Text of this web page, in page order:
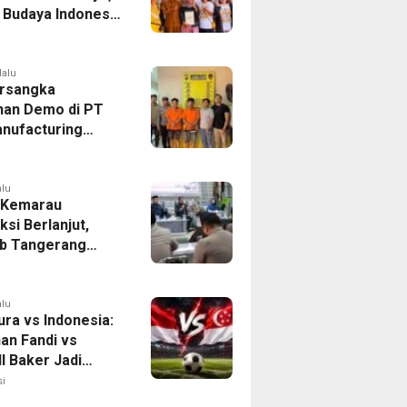
Indonesia
Pekerja
Demo di PT
Ditahan, Polda
Pengelolaan
Berlanjut,
Tangerang
Langkah
vs Indonesia:
Fandi vs
Baker Jadi
di Piala AFF